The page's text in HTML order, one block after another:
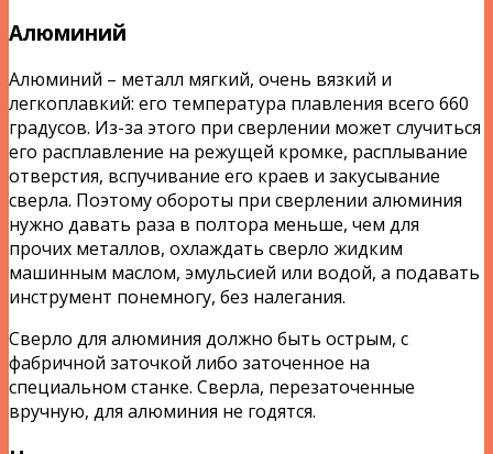
Алюминий
Алюминий – металл мягкий, очень вязкий и
легкоплавкий: его температура плавления всего 660
градусов. Из-за этого при сверлении может случиться
его расплавление на режущей кромке, расплывание
отверстия, вспучивание его краев и закусывание
сверла. Поэтому обороты при сверлении алюминия
нужно давать раза в полтора меньше, чем для
прочих металлов, охлаждать сверло жидким
машинным маслом, эмульсией или водой, а подавать
инструмент понемногу, без налегания.
Сверло для алюминия должно быть острым, с
фабричной заточкой либо заточенное на
специальном станке. Сверла, перезаточенные
вручную, для алюминия не годятся.